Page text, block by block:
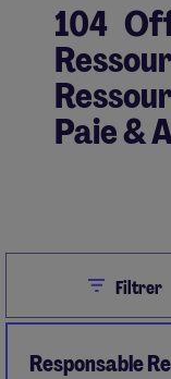
104
Paie &
CloseFiltrer
Responsable